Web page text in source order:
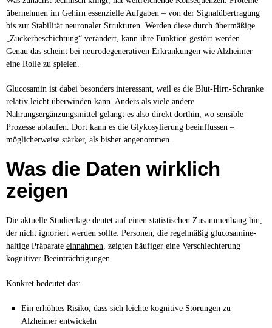
übernehmen im Gehirn essenzielle Aufgaben – von der Signalübertragung
bis zur Stabilität neuronaler Strukturen. Werden diese durch übermäßige
„Zuckerbeschichtung“ verändert, kann ihre Funktion gestört werden.
Genau das scheint bei neurodegenerativen Erkrankungen wie Alzheimer
eine Rolle zu spielen.
Glucosamin ist dabei besonders interessant, weil es die Blut-Hirn-Schranke
relativ leicht überwinden kann. Anders als viele andere
Nahrungsergänzungsmittel gelangt es also direkt dorthin, wo sensible
Prozesse ablaufen. Dort kann es die Glykosylierung beeinflussen –
möglicherweise stärker, als bisher angenommen.
Was die Daten wirklich
zeigen
Die aktuelle Studienlage deutet auf einen statistischen Zusammenhang hin,
der nicht ignoriert werden sollte: Personen, die regelmäßig glucosamine-
haltige Präparate einnahmen , zeigten häufiger eine Verschlechterung
kognitiver Beeinträchtigungen.
Konkret bedeutet das:
Ein erhöhtes Risiko, dass sich leichte kognitive Störungen zu
Alzheimer entwickeln